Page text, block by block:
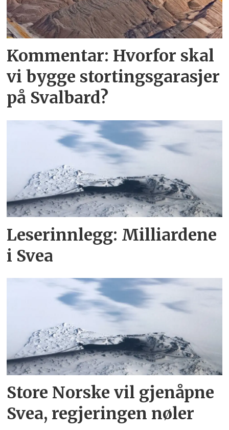
Kommentar: Hvorfor skal
vi bygge stortingsgarasjer
på Svalbard?
Leserinnlegg: Milliardene
i Svea
Store Norske vil gjenåpne
Svea, regjeringen nøler